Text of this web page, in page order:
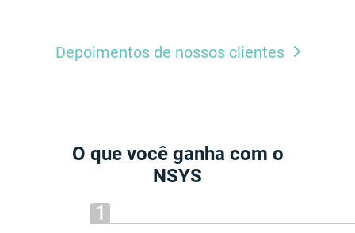
Depoimentos de nossos clientes
O que você ganha com o
NSYS